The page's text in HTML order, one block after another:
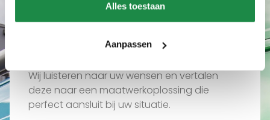
Alles toestaan
Aanpassen
Waarom een thuisbatterij
Wij luisteren naar uw wensen en vertalen
deze naar een maatwerkoplossing die
perfect aansluit bij uw situatie.